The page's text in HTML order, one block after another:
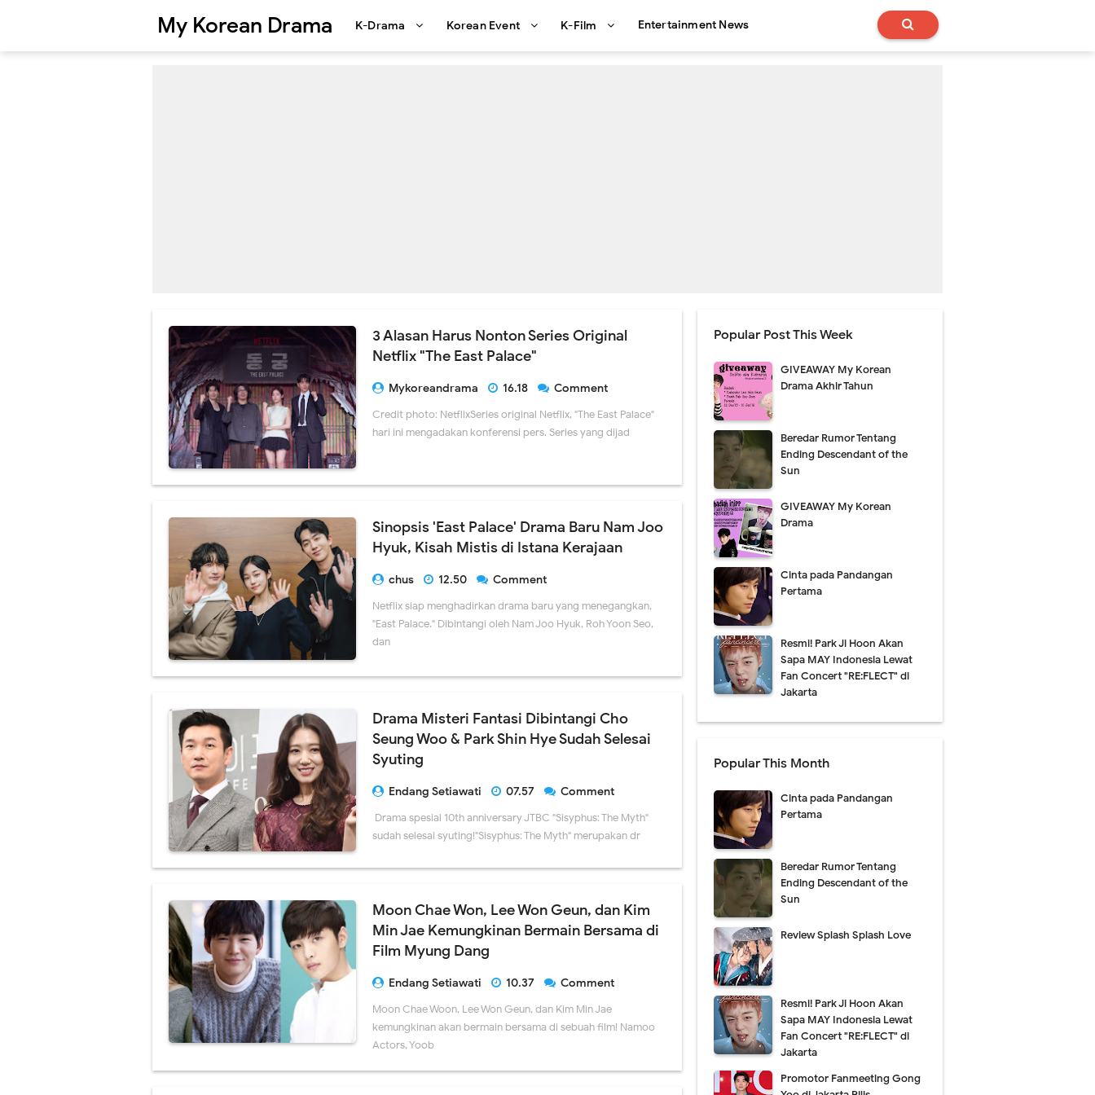
My Korean Drama K-Drama Korean Event K-Film Entertainment News
3 Alasan Harus Nonton Series Original
Netflix "The East Palace"
Mykoreandrama 16.18
Comment
Credit photo: NetflixSeries original Netflix, "The East Palace"
hari ini mengadakan konferensi pers. Series yang dijad
Sinopsis 'East Palace' Drama Baru Nam Joo
Hyuk, Kisah Mistis di Istana Kerajaan
chus 12.50
Comment
Netflix siap menghadirkan drama baru yang menegangkan,
"East Palace." Dibintangi oleh Nam Joo Hyuk, Roh Yoon Seo,
dan
Drama Misteri Fantasi Dibintangi Cho
Seung Woo & Park Shin Hye Sudah Selesai
Syuting
Endang Setiawati 07.57
Comment
Drama spesial 10th anniversary JTBC "Sisyphus: The Myth"
sudah selesai syuting!"Sisyphus: The Myth" merupakan dr
Moon Chae Won, Lee Won Geun, dan Kim
Min Jae Kemungkinan Bermain Bersama di
Film Myung Dang
Endang Setiawati 10.37
Comment
Moon Chae Woon, Lee Won Geun, dan Kim Min Jae
kemungkinan akan bermain bersama di sebuah film! Namoo
Actors, Yoob
Popular Post This Week
GIVEAWAY My Korean
Drama Akhir Tahun
Beredar Rumor Tentang
Ending Descendant of the
Sun
GIVEAWAY My Korean
Drama
Cinta pada Pandangan
Pertama
Resmi! Park Ji Hoon Akan
Sapa MAY Indonesia Lewat
Fan Concert "RE:FLECT" di
Jakarta
Popular This Month
Cinta pada Pandangan
Pertama
Beredar Rumor Tentang
Ending Descendant of the
Sun
Review Splash Splash Love
Resmi! Park Ji Hoon Akan
Sapa MAY Indonesia Lewat
Fan Concert "RE:FLECT" di
Jakarta
Promotor Fanmeeting Gong